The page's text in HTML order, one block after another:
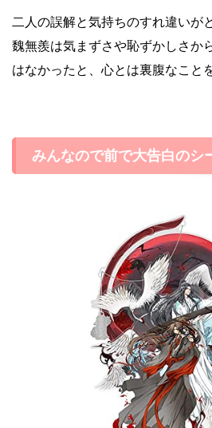
二人の誤解と気持ちのすれ違いが
魏無羨は気まずさや恥ずかしさか
はなかったと、心とは裏腹なこと
みんなので前で大告白のシ